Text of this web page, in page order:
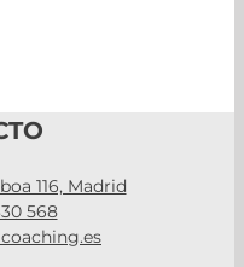
116, Madrid
568